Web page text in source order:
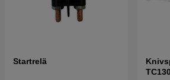
Tryck här för sprängskiss och
Husqvarna YTH2748 2004-12
Startrelä